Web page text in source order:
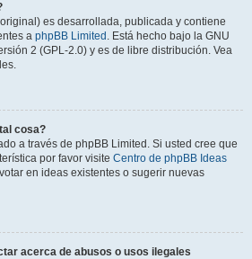
es desarrollada, publicada y contiene
a phpBB Limited . Está hecho bajo la GNU
2 (GPL-2.0) y es de libre distribución. Vea
cosa?
a través de phpBB Limited. Si usted cree que
por favor visite Centro de phpBB Ideas
en ideas existentes o sugerir nuevas
acerca de abusos o usos ilegales